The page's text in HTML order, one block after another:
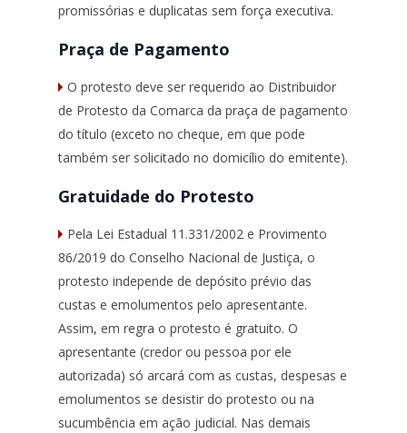
promissórias e duplicatas sem força executiva.
Praça de Pagamento
O protesto deve ser requerido ao Distribuidor
de Protesto da Comarca da praça de pagamento
do título (exceto no cheque, em que pode
também ser solicitado no domicílio do emitente).
Gratuidade do Protesto
Pela Lei Estadual 11.331/2002 e Provimento
86/2019 do Conselho Nacional de Justiça, o
protesto independe de depósito prévio das
custas e emolumentos pelo apresentante.
Assim, em regra o protesto é gratuito. O
apresentante (credor ou pessoa por ele
autorizada) só arcará com as custas, despesas e
emolumentos se desistir do protesto ou na
sucumbência em ação judicial. Nas demais